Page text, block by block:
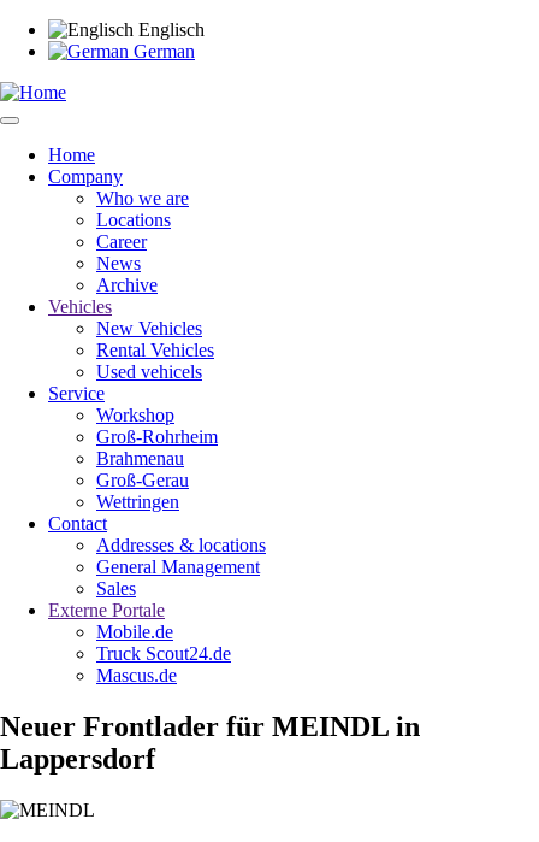
Skip
content
Englisch
German
Main
Home
Company
Who we are
Locations
Career
News
Archive
Vehicles
New Vehicles
Rental Vehicles
Used vehicels
Service
Workshop
Groß-Rohrheim
Brahmenau
Groß-Gerau
Wettringen
Contact
Addresses & locations
General Management
Sales
Externe Portale
Mobile.de
Truck Scout24.de
Mascus.de
Neuer Frontlader für MEINDL in
Lappersdorf